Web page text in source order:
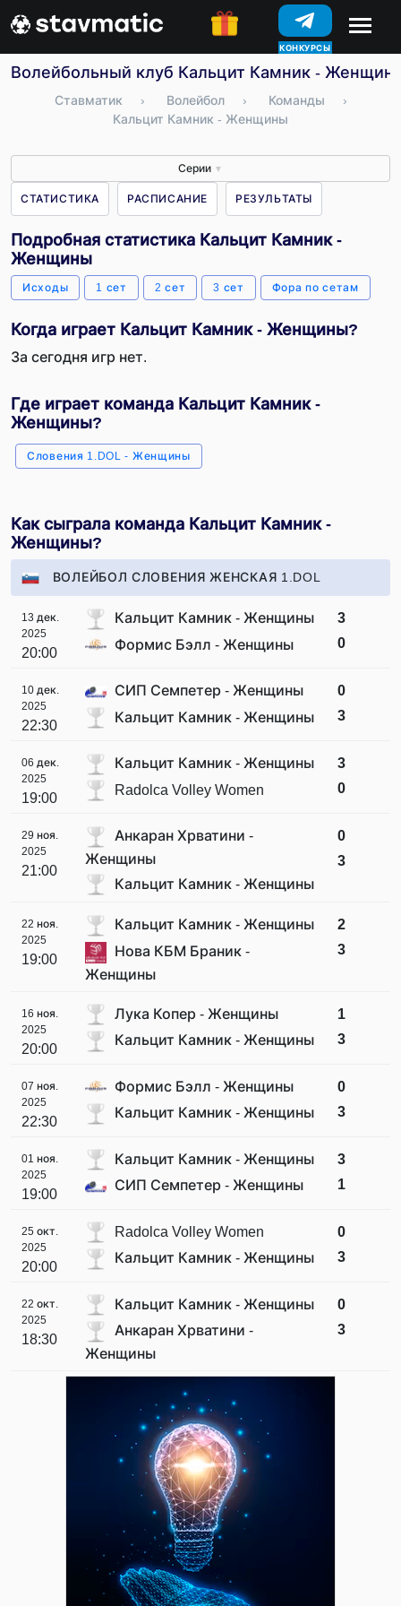
КОНКУРСЫ
Волейбольный клуб Кальцит Камник -
Ставматик › Волейбол › Команды
›
Кальцит Камник - Женщины
Серии ▼
СТАТИСТИКА РАСПИСАНИЕ РЕЗУЛЬТАТЫ
Подробная статистика Кальцит Камник -
Женщины
Исходы 1 сет 2 сет 3 сет Фора по сетам
Когда играет Кальцит Камник - Женщины?
За сегодня игр нет.
Где играет команда Кальцит Камник -
Женщины?
Словения 1.DOL - Женщины
Как сыграла команда Кальцит Камник -
Женщины?
ВОЛЕЙБОЛ СЛОВЕНИЯ ЖЕНСКАЯ 1.DOL
13 дек.
2025
20:00
Кальцит Камник - Женщины
Формис Бэлл - Женщины
3
0
10 дек.
2025
22:30
СИП Семпетер - Женщины
Кальцит Камник - Женщины
0
3
06 дек.
2025
19:00
Кальцит Камник - Женщины
Radolca Volley Women
3
0
29 ноя.
2025
21:00
Анкаран Хрватини -
Женщины
Кальцит Камник - Женщины
0
3
22 ноя.
2025
19:00
Кальцит Камник - Женщины
Нова КБМ Браник -
Женщины
2
3
16 ноя.
2025
20:00
Лука Копер - Женщины
Кальцит Камник - Женщины
1
3
07 ноя.
2025
22:30
Формис Бэлл - Женщины
Кальцит Камник - Женщины
0
3
01 ноя.
2025
19:00
Кальцит Камник - Женщины
СИП Семпетер - Женщины
3
1
25 окт.
2025
20:00
Radolca Volley Women
Кальцит Камник - Женщины
0
3
22 окт.
2025
18:30
Кальцит Камник - Женщины
Анкаран Хрватини -
Женщины
0
3